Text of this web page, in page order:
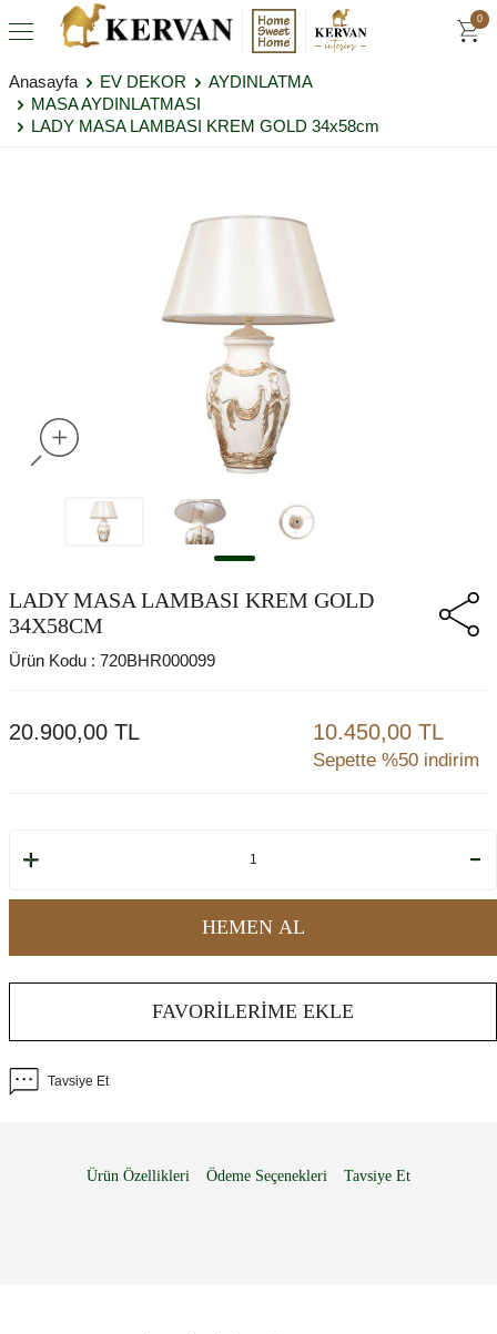
0
Anasayfa EV DEKOR
AYDINLATMA
MASA AYDINLATMASI
LADY MASA LAMBASI KREM GOLD 34x58cm
LADY MASA LAMBASI KREM GOLD
34X58CM
Ürün Kodu : 720BHR000099
20.900,00 TL 10.450,00 TL
Sepette %50 indirim
HEMEN AL
FAVORILERIME EKLE
Tavsiye Et
Ürün Özellikleri Ödeme Seçenekleri Tavsiye Et